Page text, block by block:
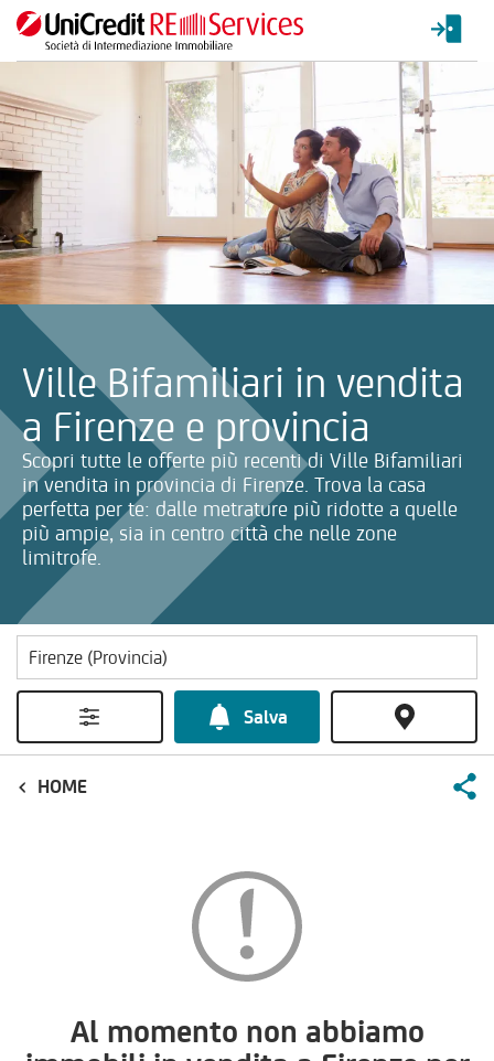
Ville Bifamiliari in vendita
a Firenze e provincia
Scopri tutte le offerte più recenti di Ville Bifamiliari
in vendita in provincia di Firenze. Trova la casa
perfetta per te: dalle metrature più ridotte a quelle
più ampie, sia in centro città che nelle zone
limitrofe.
La ricerca verrà inviata automaticamente alla selezione delle
Salva
HOME
Al momento non abbiamo